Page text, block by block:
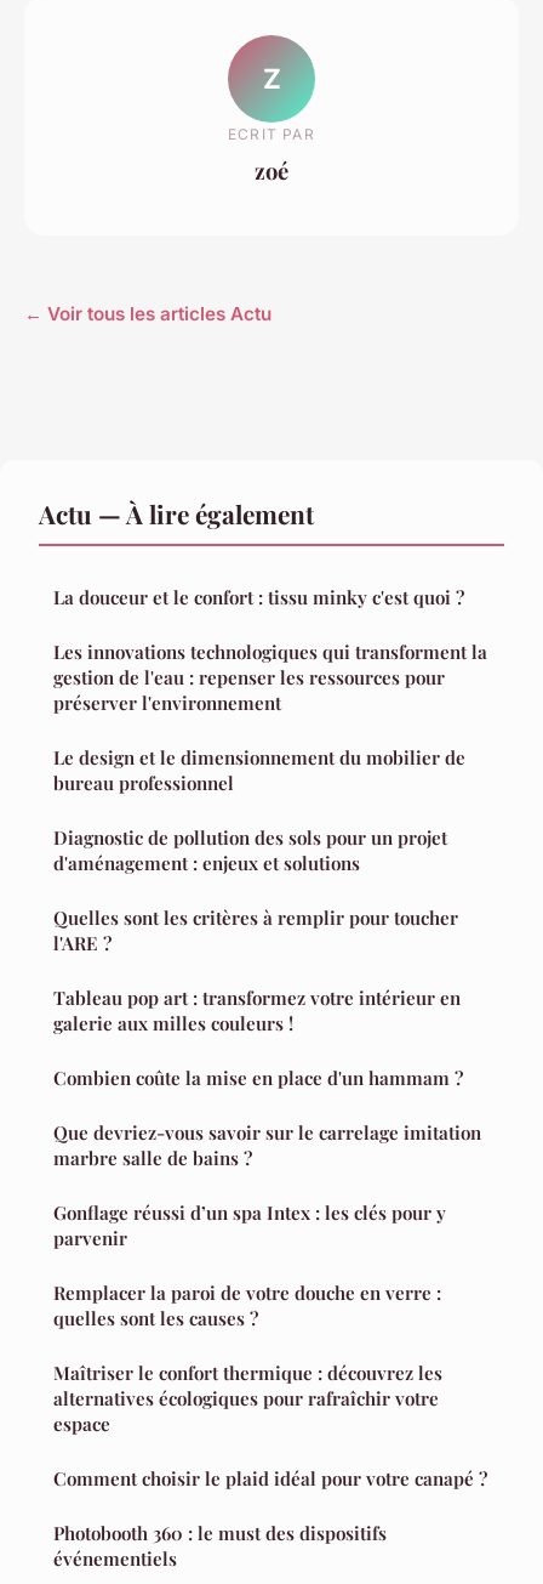
Z
ECRIT PAR
zoé
← Voir tous les articles Actu
Actu — À lire également
La douceur et le confort : tissu minky c'est quoi ?
Les innovations technologiques qui transforment la
gestion de l'eau : repenser les ressources pour
préserver l'environnement
Le design et le dimensionnement du mobilier de
bureau professionnel
Diagnostic de pollution des sols pour un projet
d'aménagement : enjeux et solutions
Quelles sont les critères à remplir pour toucher
l'ARE ?
Tableau pop art : transformez votre intérieur en
galerie aux milles couleurs !
Combien coûte la mise en place d'un hammam ?
Que devriez-vous savoir sur le carrelage imitation
marbre salle de bains ?
Gonflage réussi d’un spa Intex : les clés pour y
parvenir
Remplacer la paroi de votre douche en verre :
quelles sont les causes ?
Maîtriser le confort thermique : découvrez les
alternatives écologiques pour rafraîchir votre
espace
Comment choisir le plaid idéal pour votre canapé ?
Photobooth 360 : le must des dispositifs
événementiels